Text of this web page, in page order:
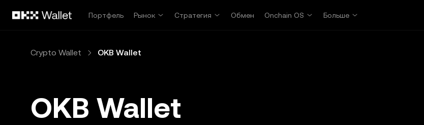
Портфель
Рынок Стратегия Обмен Onchain OS Больше
Crypto Wallet OKB Wallet
OKB Wallet